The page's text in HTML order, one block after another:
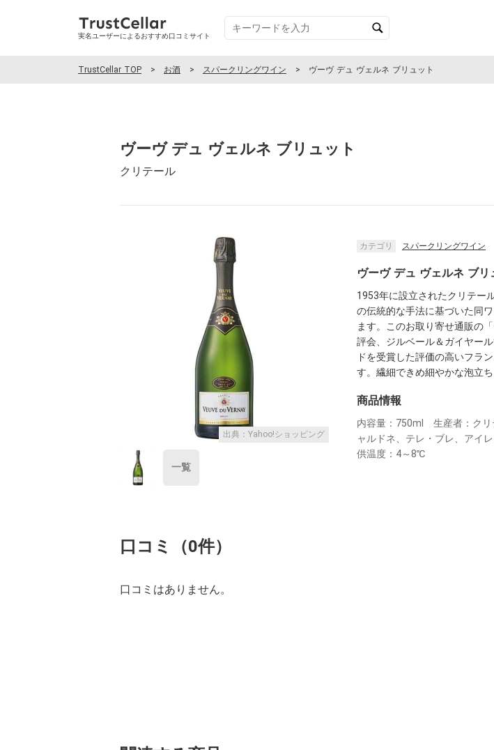
実名ユーザーによるおすすめ口コミサイト
TrustCellar TOP お酒 スパークリングワイン ヴーヴ デュ ヴェルネ ブリュット
ヴーヴ デュ ヴェルネ ブリュット
クリテール
出典：Yahoo!ショッピング
一覧
カテゴリ スパークリングワイン
ヴーヴ デュ ヴェルネ ブ
1953年に設立されたクリテー
の伝統的な手法に基づいた同
ます。このお取り寄せ通販の
評会、ジルベール＆ガイヤー
ドを受賞した評価の高いフラ
す。繊細できめ細やかな泡立
商品情報
内容量：750ml　生産者：ク
ャルドネ、テレ・ブレ、アイ
口コミ（0件）
口コミはありません。